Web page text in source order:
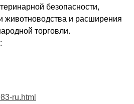
безопасности,
животноводства и расширения
торговли.
ru.html